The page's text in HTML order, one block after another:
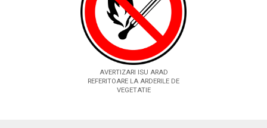
AVERTIZARI ISU ARAD
REFERITOARE LA ARDERILE DE
VEGETATIE